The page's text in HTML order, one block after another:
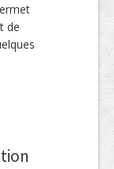
de